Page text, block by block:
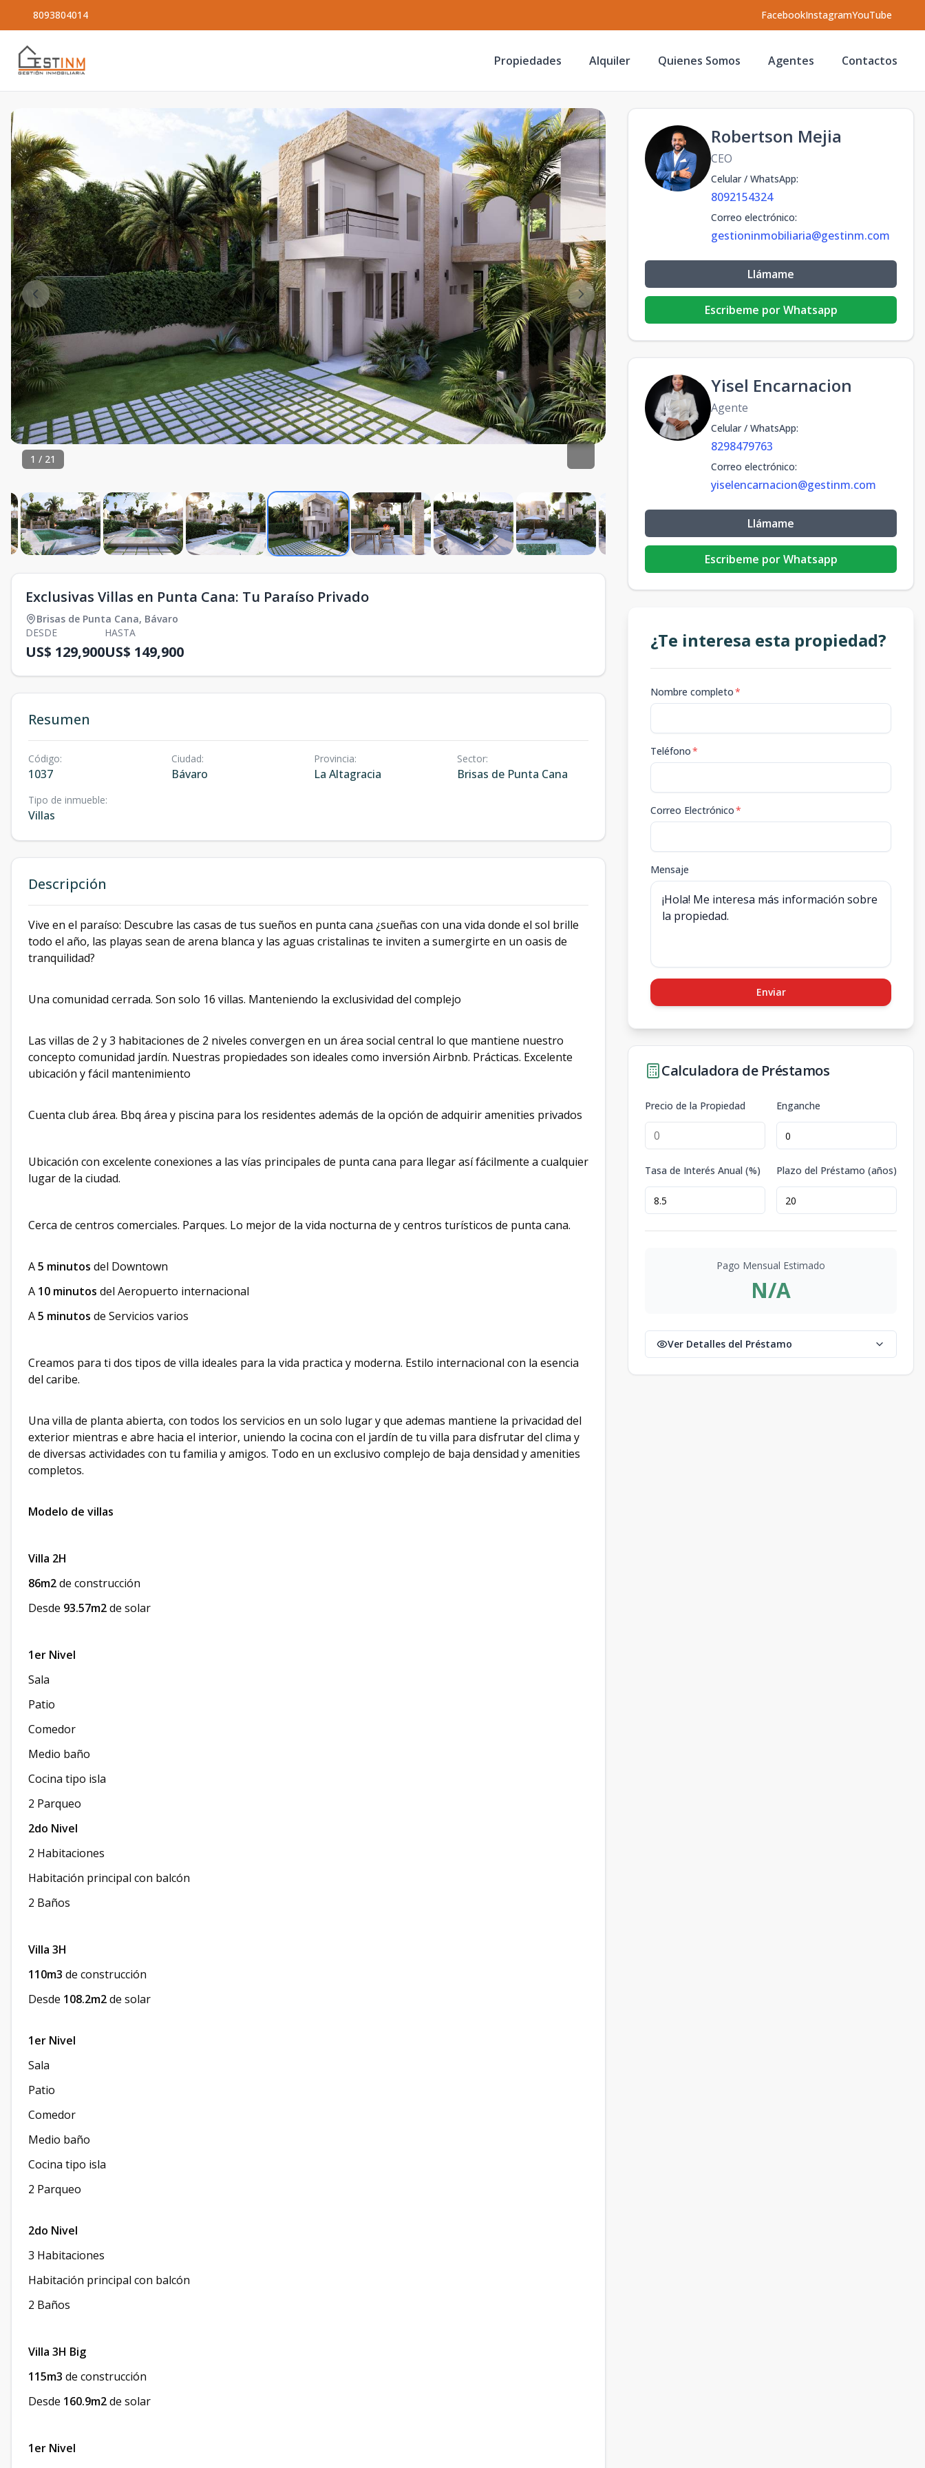
8093804014 FacebookInstagramYouTube
Propiedades Alquiler Quienes Somos Agentes Contactos
1 / 21
Exclusivas Villas en Punta Cana: Tu Paraíso Privado
Brisas de Punta Cana, Bávaro
DESDE
US$ 129,900
HASTA
US$ 149,900
Resumen
Código:
1037
Ciudad:
Bávaro
Provincia:
La Altagracia
Sector:
Brisas de Punta Cana
Tipo de inmueble:
Villas
Descripción
Vive en el paraíso: Descubre las casas de tus sueños en punta cana ¿sueñas con una vida donde el sol brille
todo el año, las playas sean de arena blanca y las aguas cristalinas te inviten a sumergirte en un oasis de
tranquilidad?
Una comunidad cerrada. Son solo 16 villas. Manteniendo la exclusividad del complejo
Las villas de 2 y 3 habitaciones de 2 niveles convergen en un área social central lo que mantiene nuestro
concepto comunidad jardín. Nuestras propiedades son ideales como inversión Airbnb. Prácticas. Excelente
ubicación y fácil mantenimiento
Cuenta club área. Bbq área y piscina para los residentes además de la opción de adquirir amenities privados
Ubicación con excelente conexiones a las vías principales de punta cana para llegar así fácilmente a cualquier
lugar de la ciudad.
Cerca de centros comerciales. Parques. Lo mejor de la vida nocturna de y centros turísticos de punta cana.
A5 minutos del Downtown
A 10 minutos del Aeropuerto internacional
A5 minutos de Servicios varios
Creamos para ti dos tipos de villa ideales para la vida practica y moderna. Estilo internacional con la esencia
del caribe.
Una villa de planta abierta, con todos los servicios en un solo lugar y que ademas mantiene la privacidad del
exterior mientras e abre hacia el interior, uniendo la cocina con el jardín de tu villa para disfrutar del clima y
de diversas actividades con tu familia y amigos. Todo en un exclusivo complejo de baja densidad y amenities
completos.
Modelo de villas
Villa 2H
86m2de construcción
Desde 93.57m2de solar
1er Nivel
Sala
Patio
Comedor
Medio baño
Cocina tipo isla
2 Parqueo
2do Nivel
2 Habitaciones
Habitación principal con balcón
2 Baños
Villa 3H
110m3 de construcción
Desde 108.2m2de solar
1er Nivel
Sala
Patio
Comedor
Medio baño
Cocina tipo isla
2 Parqueo
2do Nivel
3 Habitaciones
Habitación principal con balcón
2 Baños
Villa 3H Big
115m3 de construcción
Desde 160.9m2de solar
1er Nivel
Robertson Mejia
CEO
Celular / WhatsApp:
8092154324
Correo electrónico:
gestioninmobiliaria@gestinm.com
Llámame
Escribeme por Whatsapp
Yisel Encarnacion
Agente
Celular / WhatsApp:
8298479763
Correo electrónico:
yiselencarnacion@gestinm.com
Llámame
Escribeme por Whatsapp
¿Te interesa esta propiedad?
Nombre completo*
Teléfono*
Correo Electrónico*
Mensaje
Enviar
Calculadora de Préstamos
Precio de la Propiedad Enganche
Tasa de Interés Anual (%) Plazo del Préstamo (años)
Pago Mensual Estimado
N/A
Ver Detalles del Préstamo